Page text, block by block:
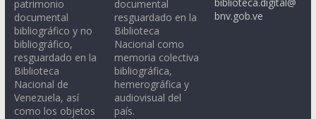
patrimonio
documental
bibliográfico y no
bibliográfico,
resguardado en la
Biblioteca
Nacional de
Venezuela, así
como los objetos
documental
resguardado en la
Biblioteca
Nacional como
memoria colectiva
bibliográfica,
hemerográfica y
audiovisual del
país.
bnv.gob.ve